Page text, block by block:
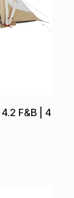
4.2 F&B
4